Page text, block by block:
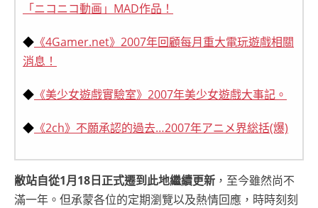
「ニコニコ動画」MAD作品！
◆ 《4Gamer.net》2007年回顧每月重大電玩遊戲相關
消息！
◆ 《美少女遊戲實驗室》2007年美少女遊戲大事記。
◆ 《2ch》不願承認的過去…2007年アニメ界総括(爆)
敝站自從1月18日正式遷到此地繼續更新 ，至今雖然尚不
滿一年。但承蒙各位的定期瀏覽以及熱情回應，時時刻刻